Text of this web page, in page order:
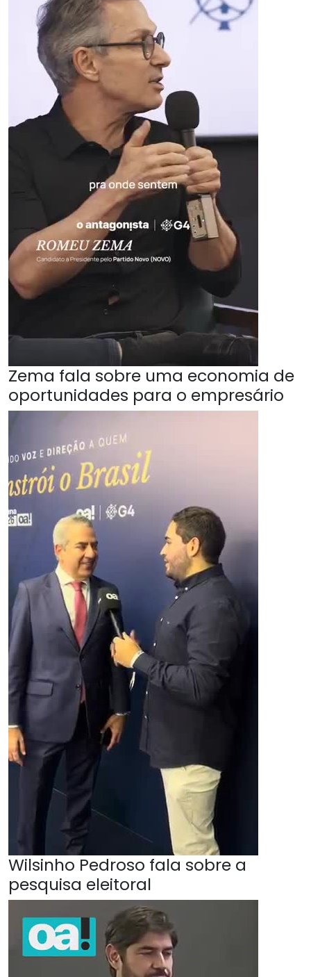
Zema fala sobre uma economia de
oportunidades para o empresário
Wilsinho Pedroso fala sobre a
pesquisa eleitoral